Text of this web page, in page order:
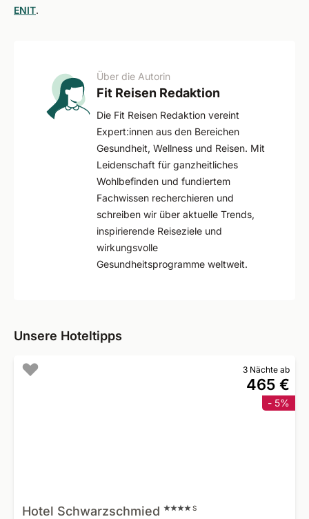
ENIT.
Über die Autorin
Fit Reisen Redaktion
Die Fit Reisen Redaktion vereint
Expert:innen aus den Bereichen
Gesundheit, Wellness und Reisen. Mit
Leidenschaft für ganzheitliches
Wohlbefinden und fundiertem
Fachwissen recherchieren und
schreiben wir über aktuelle Trends,
inspirierende Reiseziele und
wirkungsvolle
Gesundheitsprogramme weltweit.
Unsere Hoteltipps
3 Nächte ab
465 €
- 5%
Hotel Schwarzschmied S